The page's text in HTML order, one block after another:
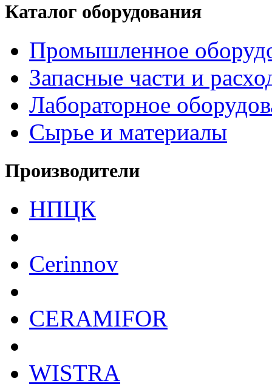
Каталог оборудования
Промышленное
Запасные части и
Лабораторное
Сырье и материалы
Производители
НПЦК
Cerinnov
CERAMIFOR
WISTRA